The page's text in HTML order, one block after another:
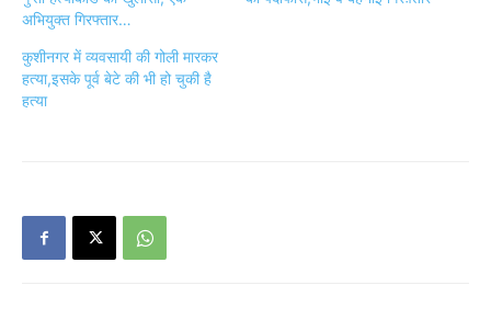
अभियुक्त गिरफ्तार…
कुशीनगर में व्यवसायी की गोली मारकर
हत्या,इसके पूर्व बेटे की भी हो चुकी है
हत्या